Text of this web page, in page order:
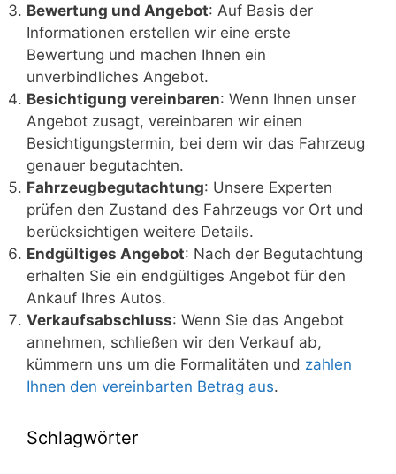
Bewertung und Angebot: Auf Basis der
Informationen erstellen wir eine erste
Bewertung und machen Ihnen ein
unverbindliches Angebot.
Besichtigung vereinbaren: Wenn Ihnen unser
Angebot zusagt, vereinbaren wir einen
Besichtigungstermin, bei dem wir das Fahrzeug
genauer begutachten.
Fahrzeugbegutachtung: Unsere Experten
prüfen den Zustand des Fahrzeugs vor Ort und
berücksichtigen weitere Details.
Endgültiges Angebot: Nach der Begutachtung
erhalten Sie ein endgültiges Angebot für den
Ankauf Ihres Autos.
Verkaufsabschluss: Wenn Sie das Angebot
annehmen, schließen wir den Verkauf ab,
kümmern uns um die Formalitäten und zahlen
Ihnen den vereinbarten Betrag aus.
Schlagwörter